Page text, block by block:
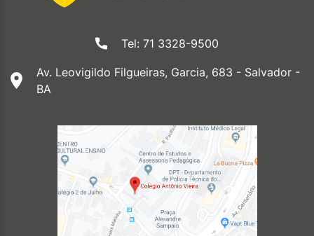
Tel: 71 3328-9500
Av. Leovigildo Filgueiras, Garcia, 683 - Salvador -
BA